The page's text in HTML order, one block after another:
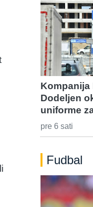
Kompanija
Dodeljen
uniforme
pre 6 sati
Fudbal